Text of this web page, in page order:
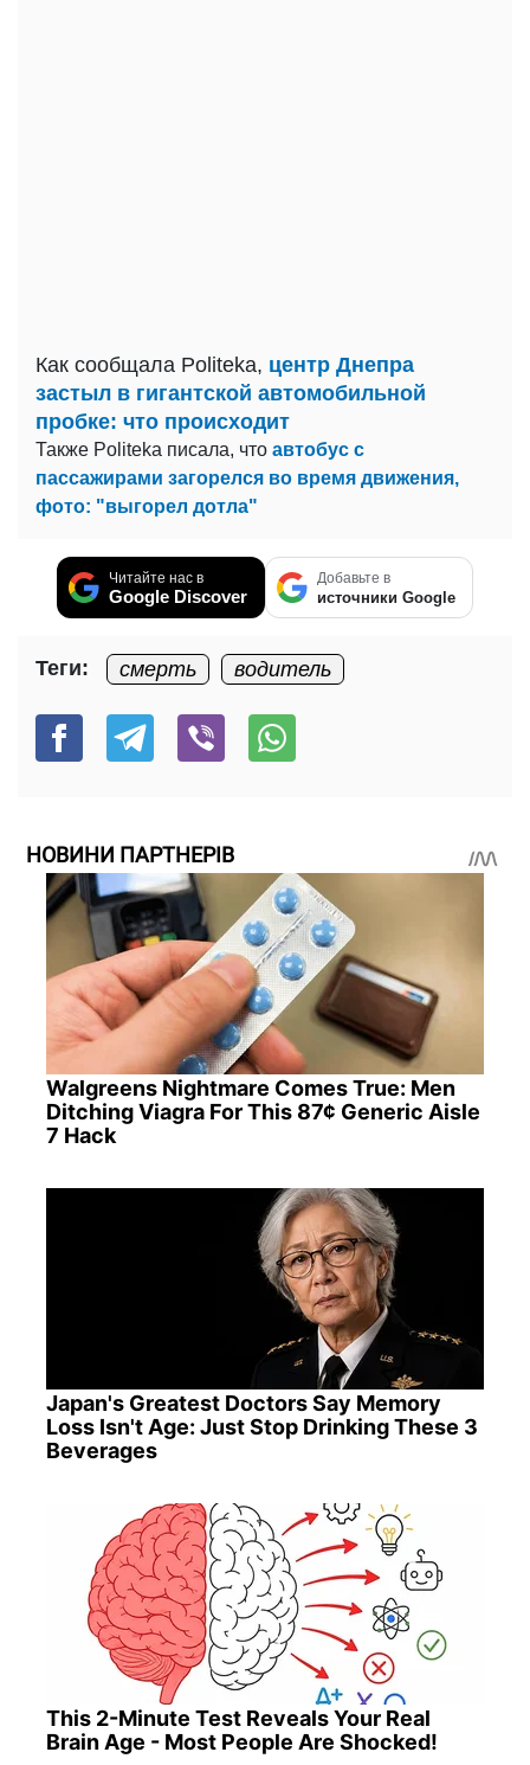
Как сообщала Politeka, центр Днепра
застыл в гигантской автомобильной
пробке: что происходит
Также Politeka писала, что автобус с
пассажирами загорелся во время движения,
фото: "выгорел дотла"
Читайте нас в
Google Discover
Добавьте в
источники Google
Теги: смерть водитель
НОВИНИ ПАРТНЕРІВ
Walgreens Nightmare Comes True: Men
Ditching Viagra For This 87¢ Generic Aisle
7 Hack
Japan's Greatest Doctors Say Memory
Loss Isn't Age: Just Stop Drinking These 3
Beverages
This 2-Minute Test Reveals Your Real
Brain Age - Most People Are Shocked!